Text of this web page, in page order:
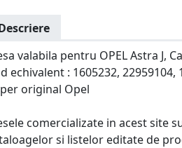
valabila pentru OPEL Astra J,
echivalent : 1605232, 22959104,
original Opel
comercializate in acest site
si listelor editate de